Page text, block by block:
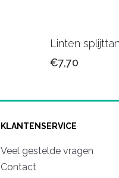
Linten
€7,70
KLANTENSERVICE
Veel gestelde vragen
Contact